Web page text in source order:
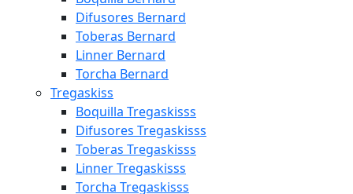
Difusores Bernard
Toberas Bernard
Linner Bernard
Torcha Bernard
Tregaskiss
Boquilla Tregaskisss
Difusores Tregaskisss
Toberas Tregaskisss
Linner Tregaskisss
Torcha Tregaskisss